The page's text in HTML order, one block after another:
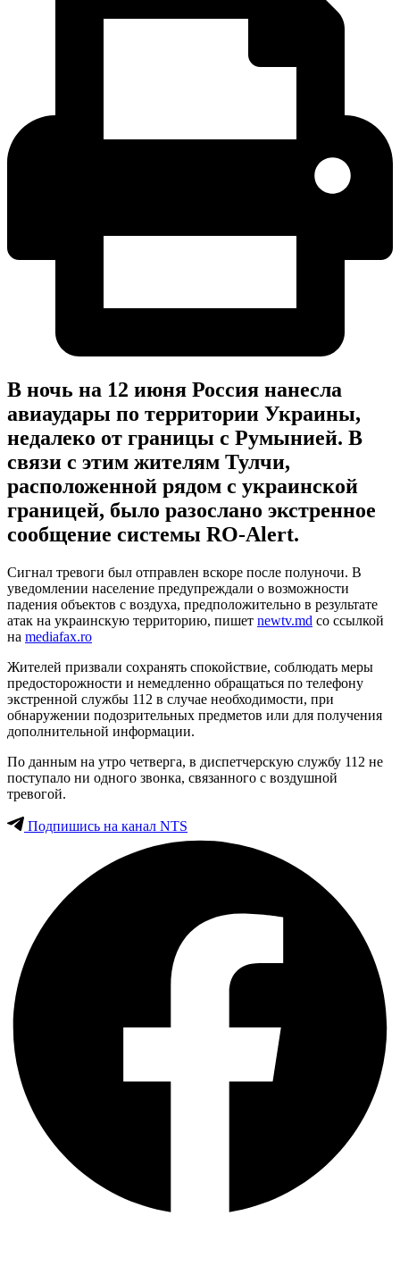
В ночь на 12 июня Россия нанесла
авиаудары по территории Украины,
недалеко от границы с Румынией. В
связи с этим жителям Тулчи,
расположенной рядом с украинской
границей, было разослано экстренное
сообщение системы RO-Alert.
Сигнал тревоги был отправлен вскоре после полуночи. В
уведомлении население предупреждали о возможности
падения объектов с воздуха, предположительно в результате
атак на украинскую территорию, пишет newtv.md со ссылкой
на mediafax.ro
Жителей призвали сохранять спокойствие, соблюдать меры
предосторожности и немедленно обращаться по телефону
экстренной службы 112 в случае необходимости, при
обнаружении подозрительных предметов или для получения
дополнительной информации.
По данным на утро четверга, в диспетчерскую службу 112 не
поступало ни одного звонка, связанного с воздушной
тревогой.
Подпишись на канал NTS